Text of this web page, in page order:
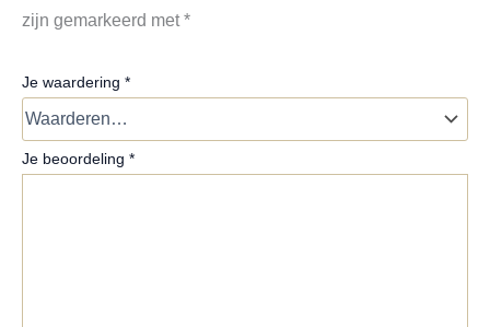
zijn gemarkeerd met*
Je waardering *
Je beoordeling *